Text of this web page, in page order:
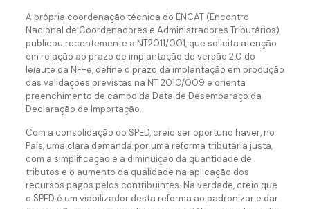
A própria coordenação técnica do ENCAT (Encontro
Nacional de Coordenadores e Administradores Tributários)
publicou recentemente a NT2011/001, que solicita atenção
em relação ao prazo de implantação de versão 2.0 do
leiaute da NF-e, define o prazo da implantação em produção
das validações previstas na NT 2010/009 e orienta
preenchimento de campo da Data de Desembaraço da
Declaração de Importação.
Com a consolidação do SPED, creio ser oportuno haver, no
País, uma clara demanda por uma reforma tributária justa,
com a simplificação e a diminuição da quantidade de
tributos e o aumento da qualidade na aplicação dos
recursos pagos pelos contribuintes. Na verdade, creio que
o SPED é um viabilizador desta reforma ao padronizar e dar